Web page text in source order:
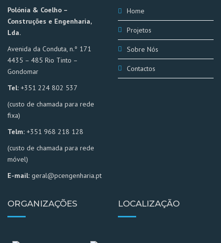
Polónia & Coelho –
Construções e Engenharia,
Lda.
Avenida da Conduta, n.º 171
4435 – 485 Rio Tinto –
Gondomar
Tel: +351 224 802 537
(custo de chamada para rede
fixa)
Telm: +351 968 218 128
(custo de chamada para rede
móvel)
E-mail: geral@pcengenharia.pt
Home
Projetos
Sobre Nós
Contactos
ORGANIZAÇÕES LOCALIZAÇÃO